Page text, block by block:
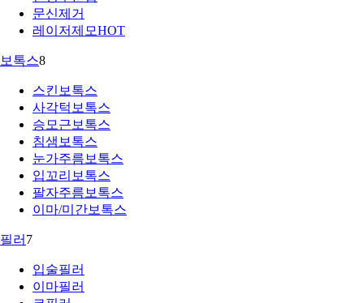
문신제거
레이저제모HOT
보톡스8
스킨보톡스
사각턱보톡스
승모근보톡스
침샘보톡스
눈가주름보톡스
입꼬리보톡스
팔자주름보톡스
이마/미간보톡스
필러 7
입술필러
이마필러